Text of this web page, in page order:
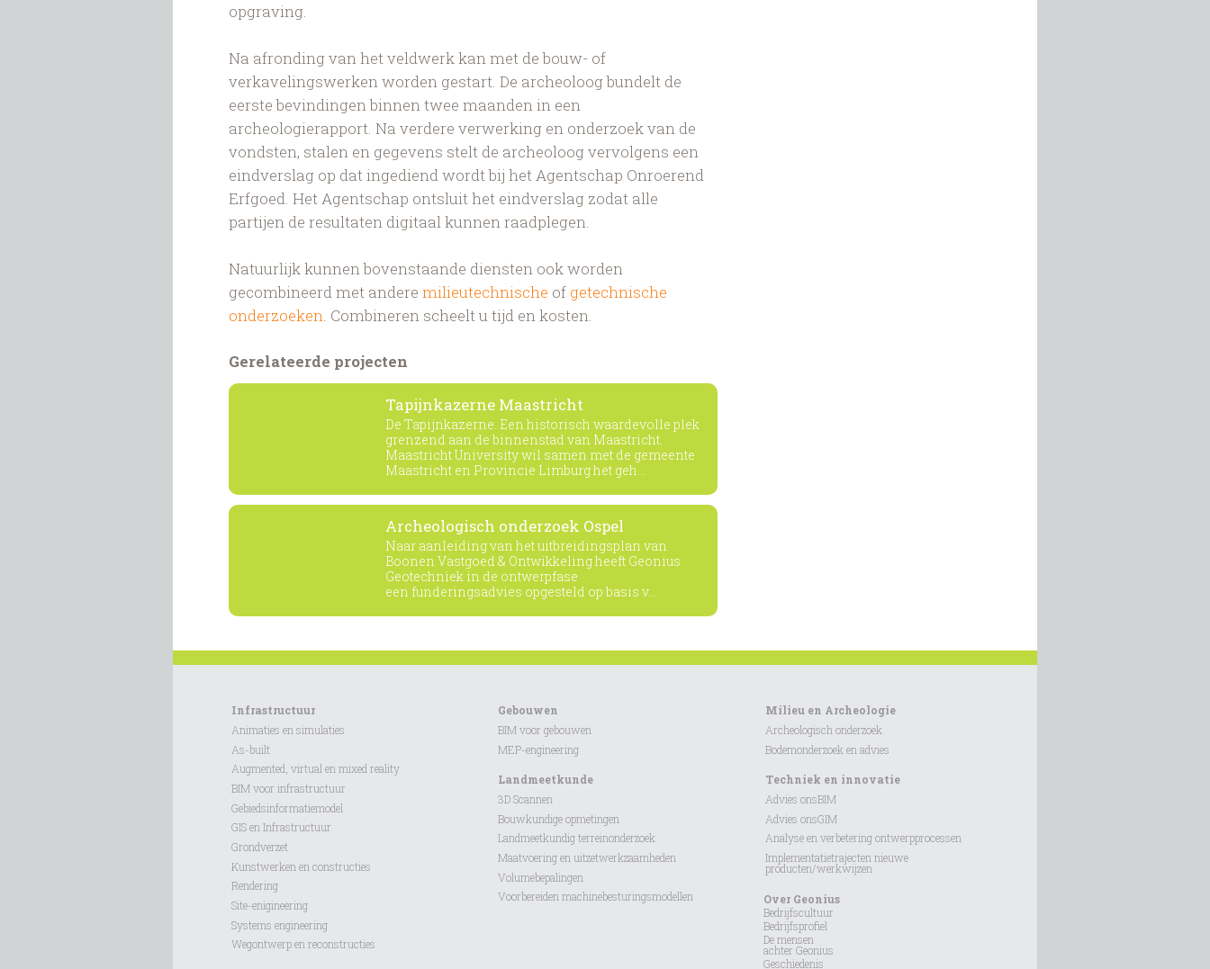
opgraving.
Na afronding van het veldwerk kan met de bouw- of
verkavelingswerken worden gestart. De archeoloog bundelt de
eerste bevindingen binnen twee maanden in een
archeologierapport. Na verdere verwerking en onderzoek van de
vondsten, stalen en gegevens stelt de archeoloog vervolgens een
eindverslag op dat ingediend wordt bij het Agentschap Onroerend
Erfgoed. Het Agentschap ontsluit het eindverslag zodat alle
partijen de resultaten digitaal kunnen raadplegen.
Natuurlijk kunnen bovenstaande diensten ook worden
gecombineerd met anderemilieutechnische of getechnische
onderzoeken. Combineren scheelt u tijd en kosten.
Gerelateerde projecten
Tapijnkazerne Maastricht
De Tapijnkazerne. Een historisch waardevolle plek
grenzend aan de binnenstad van Maastricht.
Maastricht University wil samen met de gemeente
Maastricht en Provincie Limburg het geh...
Archeologisch onderzoek Ospel
Naar aanleiding van het uitbreidingsplan van
Boonen Vastgoed & Ontwikkeling heeft Geonius
Geotechniek in de ontwerpfase
een funderingsadvies opgesteld op basis v...
Infrastructuur
Animaties en simulaties
As-built
Augmented, virtual en mixed reality
BIM voor infrastructuur
Gebiedsinformatiemodel
GIS en Infrastructuur
Grondverzet
Kunstwerken en constructies
Rendering
Site-enigineering
Systems engineering
Wegontwerp en reconstructies
Gebouwen
BIM voor gebouwen
MEP-engineering
Landmeetkunde
3D Scannen
Bouwkundige opmetingen
Landmeetkundig terreinonderzoek
Maatvoering en uitzetwerkzaamheden
Volumebepalingen
Voorbereiden machinebesturingsmodellen
Milieu en Archeologie
Archeologisch onderzoek
Bodemonderzoek en advies
Techniek en innovatie
Advies onsBIM
Advies onsGIM
Analyse en verbetering ontwerpprocessen
Implementatietrajecten nieuwe
producten/werkwijzen
Over Geonius
Bedrijfscultuur
Bedrijfsprofiel
De mensen
achter Geonius
Geschiedenis